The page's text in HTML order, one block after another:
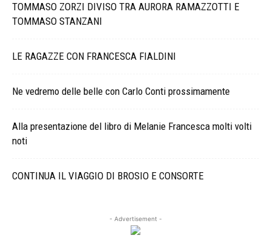
TOMMASO ZORZI DIVISO TRA AURORA RAMAZZOTTI E
TOMMASO STANZANI
LE RAGAZZE CON FRANCESCA FIALDINI
Ne vedremo delle belle con Carlo Conti prossimamente
Alla presentazione del libro di Melanie Francesca molti volti
noti
CONTINUA IL VIAGGIO DI BROSIO E CONSORTE
- Advertisement -